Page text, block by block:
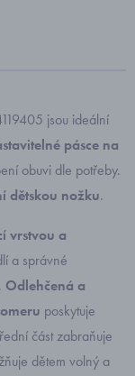
jsou ideální
pásce na
obuvi dle potřeby.
dětskou nožku.
vrstvou a
a správné
Odlehčená a
poskytuje
část zabraňuje
dětem volný a